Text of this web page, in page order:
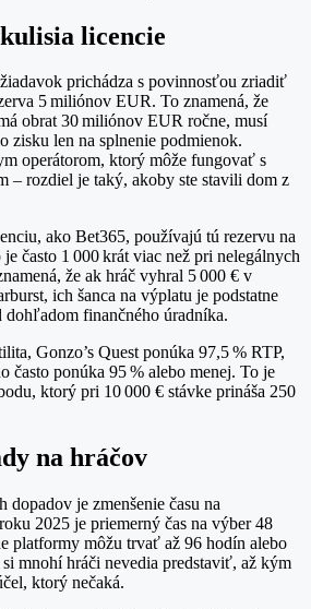
licencie
prichádza s povinnosťou zriadiť
5 miliónov EUR. To znamená, že
obrat 30 miliónov EUR ročne, musí
zisku len na splnenie podmienok.
operátorom, ktorý môže fungovať s
– rozdiel je taký, akoby ste stavili dom z
ako Bet365, používajú tú rezervu na
často 1 000 krát viac než pri nelegálnych
že ak hráč vyhral 5 000 € v
ich šanca na výplatu je podstatne
dohľadom finančného úradníka.
Gonzo’s Quest ponúka 97,5 % RTP,
často ponúka 95 % alebo menej. To je
ktorý pri 10 000 € stávke prináša 250
na hráčov
dopadov je zmenšenie času na
2025 je priemerný čas na výber 48
platformy môžu trvať až 96 hodín alebo
mnohí hráči nevedia predstaviť, až kým
ktorý nečaká.